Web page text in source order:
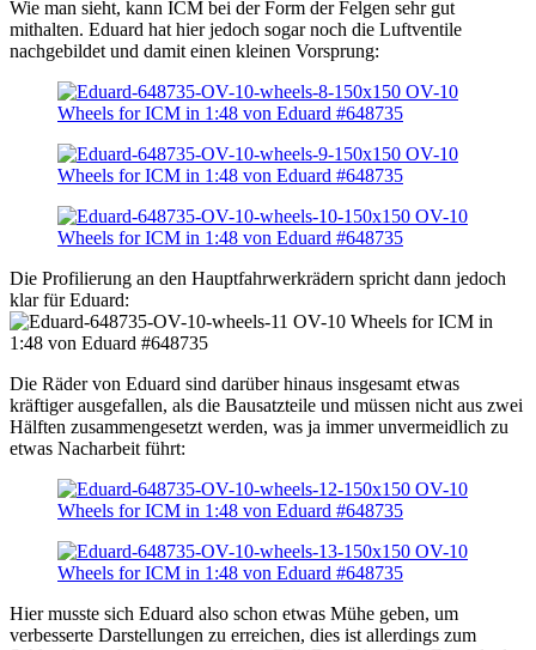
Wie man sieht, kann ICM bei der Form der Felgen sehr gut
mithalten. Eduard hat hier jedoch sogar noch die Luftventile
nachgebildet und damit einen kleinen Vorsprung:
Die Profilierung an den Hauptfahrwerkrädern spricht dann jedoch
klar für Eduard:
Die Räder von Eduard sind darüber hinaus insgesamt etwas
kräftiger ausgefallen, als die Bausatzteile und müssen nicht aus zwei
Hälften zusammengesetzt werden, was ja immer unvermeidlich zu
etwas Nacharbeit führt:
Hier musste sich Eduard also schon etwas Mühe geben, um
verbesserte Darstellungen zu erreichen, dies ist allerdings zum